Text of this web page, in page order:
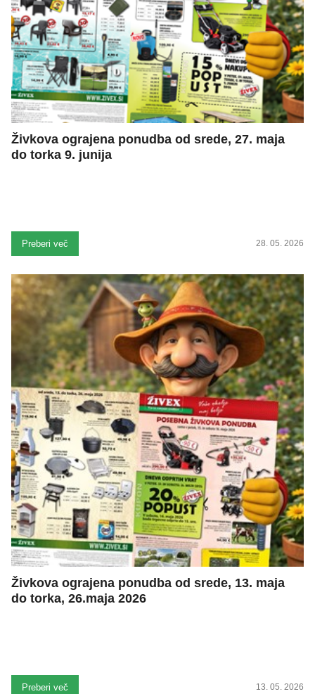
Živkova ograjena ponudba od srede, 27. maja
do torka 9. junija
Preberi več 28. 05. 2026
Živkova ograjena ponudba od srede, 13. maja
do torka, 26.maja 2026
Preberi več 13. 05. 2026